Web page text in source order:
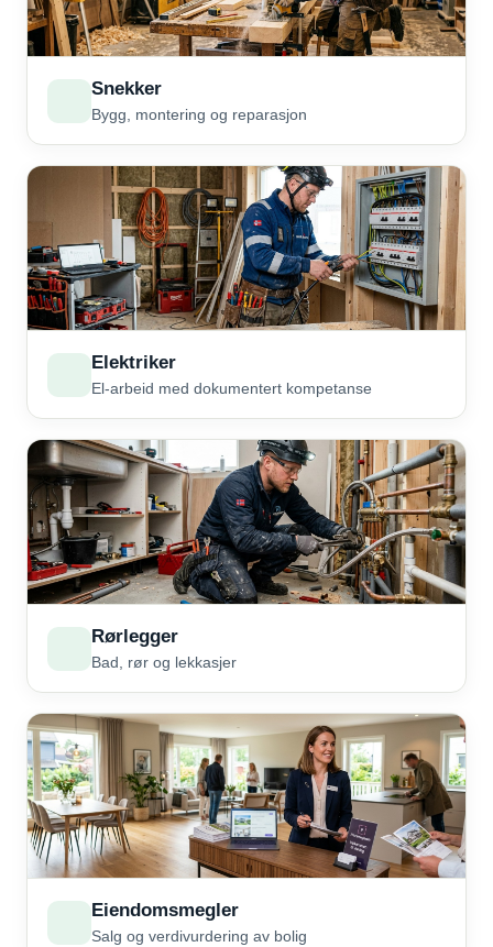
Snekker
Bygg, montering og reparasjon
Elektriker
El-arbeid med dokumentert kompetanse
Rørlegger
Bad, rør og lekkasjer
Eiendomsmegler
Salg og verdivurdering av bolig